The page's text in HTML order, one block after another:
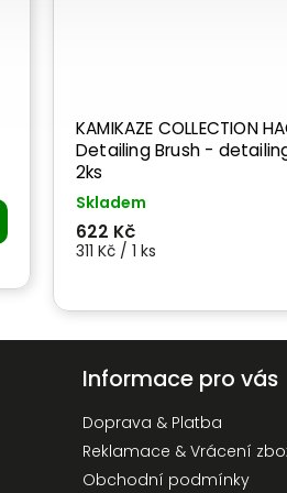
KAMIKAZE COLLECTION
Detailing Brush -
2ks
Skladem
622 Kč
311 Kč / 1 ks
Informace pro vás
Doprava & Platba
Reklamace & Vrácení
Obchodní podmínky